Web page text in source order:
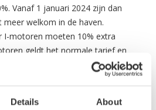
Details About
Vanaf 1 januari 2024 zijn dan
welkom in de haven.
I-motoren moeten 10% extra
geldt het normale tarief en
certificering krijgen 30% korting.
bij de PTA is onderdeel van de